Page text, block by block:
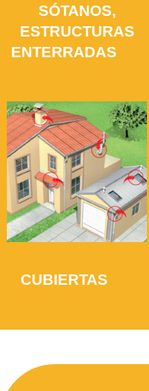
SÓTANOS,
ESTRUCTURAS
ENTERRADAS
CUBIERTAS